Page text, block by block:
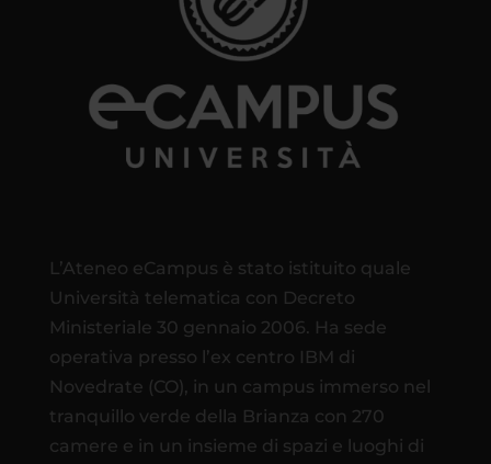
L’Ateneo eCampus è stato istituito quale
Università telematica con Decreto
Ministeriale 30 gennaio 2006. Ha sede
operativa presso l’ex centro IBM di
Novedrate (CO), in un campus immerso nel
tranquillo verde della Brianza con 270
camere e in un insieme di spazi e luoghi di